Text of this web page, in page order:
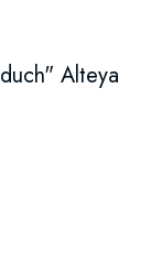
Alteya